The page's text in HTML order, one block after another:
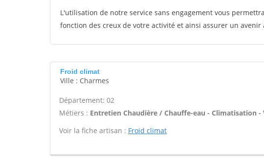
L'utilisation de notre service sans engagement vous
fonction des creux de votre activité et ainsi assurer un avenir
Froid climat
Ville : Charmes
Département: 02
Métiers : Entretien Chaudière / Chauffe-eau - Climatisation
Voir la fiche artisan : Froid climat